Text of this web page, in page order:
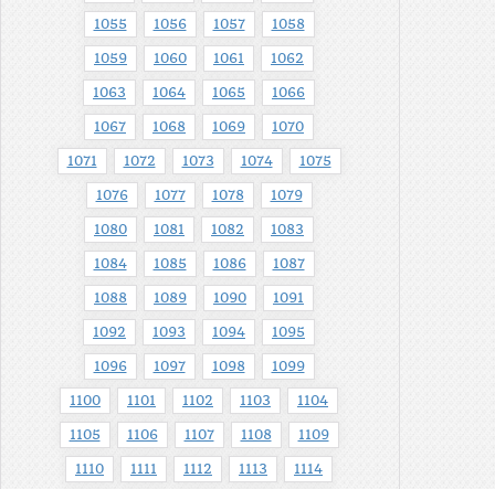
1055 1056 1057 1058
1059 1060 1061 1062
1063 1064 1065 1066
1067 1068 1069 1070
1071 1072 1073 1074 1075
1076 1077 1078 1079
1080 1081 1082 1083
1084 1085 1086 1087
1088 1089 1090 1091
1092 1093 1094 1095
1096 1097 1098 1099
1100 1101 1102 1103 1104
1105 1106 1107 1108 1109
1110 1111 1112 1113 1114